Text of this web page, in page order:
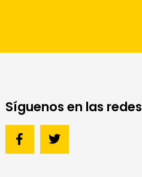
Síguenos en las redes